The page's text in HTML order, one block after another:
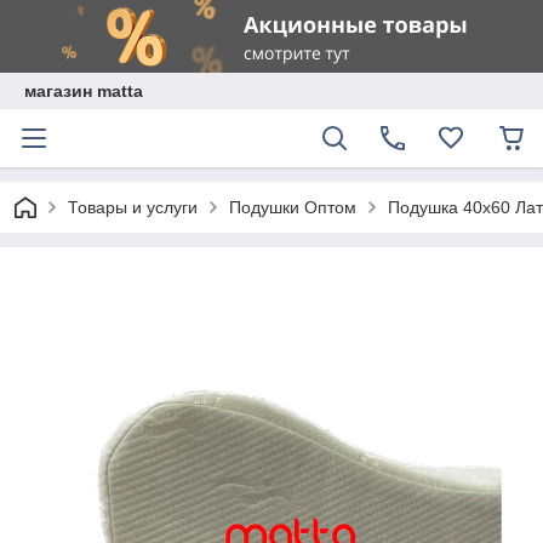
магазин matta
Товары и услуги Подушки Оптом Подушка 40х60